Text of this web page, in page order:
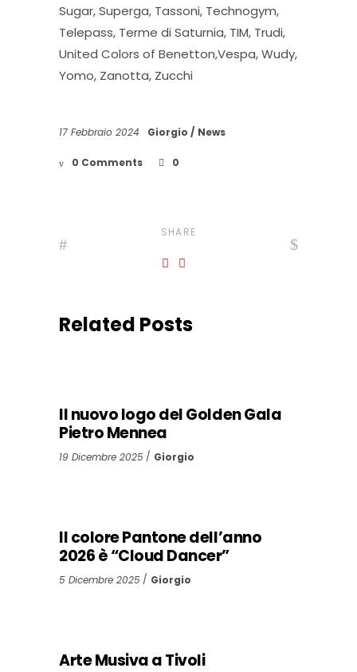
Sugar, Superga, Tassoni, Technogym,
Telepass, Terme di Saturnia, TIM, Trudi,
United Colors of Benetton,Vespa, Wudy,
Yomo, Zanotta, Zucchi
17 Febbraio 2024 Giorgio News
0 Comments 0
SHARE
Related Posts
Il nuovo logo del Golden Gala
Pietro Mennea
19 Dicembre 2025 Giorgio
Il colore Pantone dell’anno
2026 è “Cloud Dancer”
5 Dicembre 2025 Giorgio
Arte Musiva a Tivoli